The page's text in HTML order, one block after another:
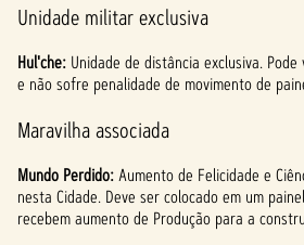
Unidade militar exclusiva
Hul'che: Unidade de distância exclusiva.
e não sofre penalidade de movimento de
Maravilha associada
Mundo Perdido:Aumento de Felicidade e
nesta Cidade. Deve ser colocado em um
recebem aumento de Produção para a